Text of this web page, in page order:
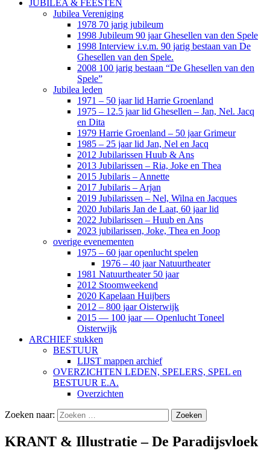
JUBILEA & FEESTEN
Jubilea Vereniging
1978 70 jarig jubileum
1998 Jubileum 90 jaar Ghesellen van den Spele
1998 Interview i.v.m. 90 jarig bestaan van De
Ghesellen van den Spele.
2008 100 jarig bestaan “De Ghesellen van den
Spele”
Jubilea leden
1971 – 50 jaar lid Harrie Groenland
1975 – 12.5 jaar lid Ghesellen – Jan, Nel. Jacq
en Dita
1979 Harrie Groenland – 50 jaar Grimeur
1985 – 25 jaar lid Jan, Nel en Jacq
2012 Jubilarissen Huub & Ans
2013 Jubilarissen – Ria, Joke en Thea
2015 Jubilaris – Annette
2017 Jubilaris – Arjan
2019 Jubilarissen – Nel, Wilna en Jacques
2020 Jubilaris Jan de Laat, 60 jaar lid
2022 Jubilarissen – Huub en Ans
2023 jubilarissen, Joke, Thea en Joop
overige evenementen
1975 – 60 jaar openlucht spelen
1976 – 40 jaar Natuurtheater
1981 Natuurtheater 50 jaar
2012 Stoomweekend
2020 Kapelaan Huijbers
2012 – 800 jaar Oisterwijk
2015 — 100 jaar — Openlucht Toneel
Oisterwijk
ARCHIEF stukken
BESTUUR
LIJST mappen archief
OVERZICHTEN LEDEN, SPELERS, SPEL en
BESTUUR E.A.
Overzichten
Zoeken naar:
KRANT & Illustratie – De Paradijsvloek